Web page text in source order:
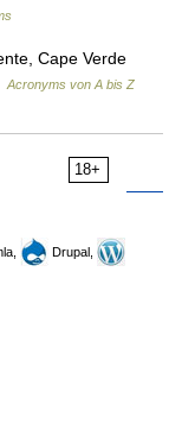
Cape Verde
Acronyms von A bis Z
18+
Drupal,